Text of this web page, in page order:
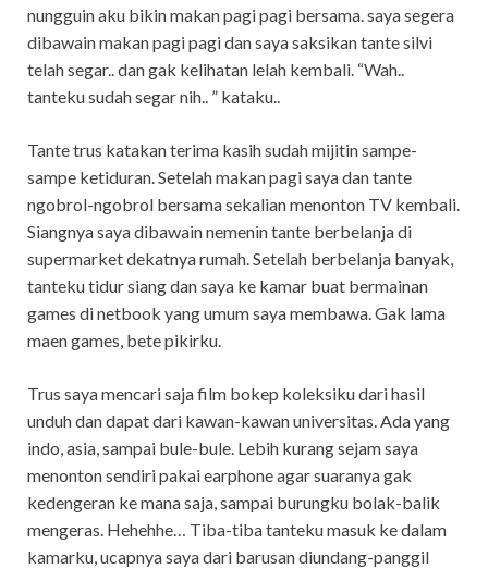
nungguin aku bikin makan pagi pagi bersama. saya segera
dibawain makan pagi pagi dan saya saksikan tante silvi
telah segar.. dan gak kelihatan lelah kembali. “Wah..
tanteku sudah segar nih.. ” kataku..
Tante trus katakan terima kasih sudah mijitin sampe-
sampe ketiduran. Setelah makan pagi saya dan tante
ngobrol-ngobrol bersama sekalian menonton TV kembali.
Siangnya saya dibawain nemenin tante berbelanja di
supermarket dekatnya rumah. Setelah berbelanja banyak,
tanteku tidur siang dan saya ke kamar buat bermainan
games di netbook yang umum saya membawa. Gak lama
maen games, bete pikirku.
Trus saya mencari saja film bokep koleksiku dari hasil
unduh dan dapat dari kawan-kawan universitas. Ada yang
indo, asia, sampai bule-bule. Lebih kurang sejam saya
menonton sendiri pakai earphone agar suaranya gak
kedengeran ke mana saja, sampai burungku bolak-balik
mengeras. Hehehhe… Tiba-tiba tanteku masuk ke dalam
kamarku, ucapnya saya dari barusan diundang-panggil